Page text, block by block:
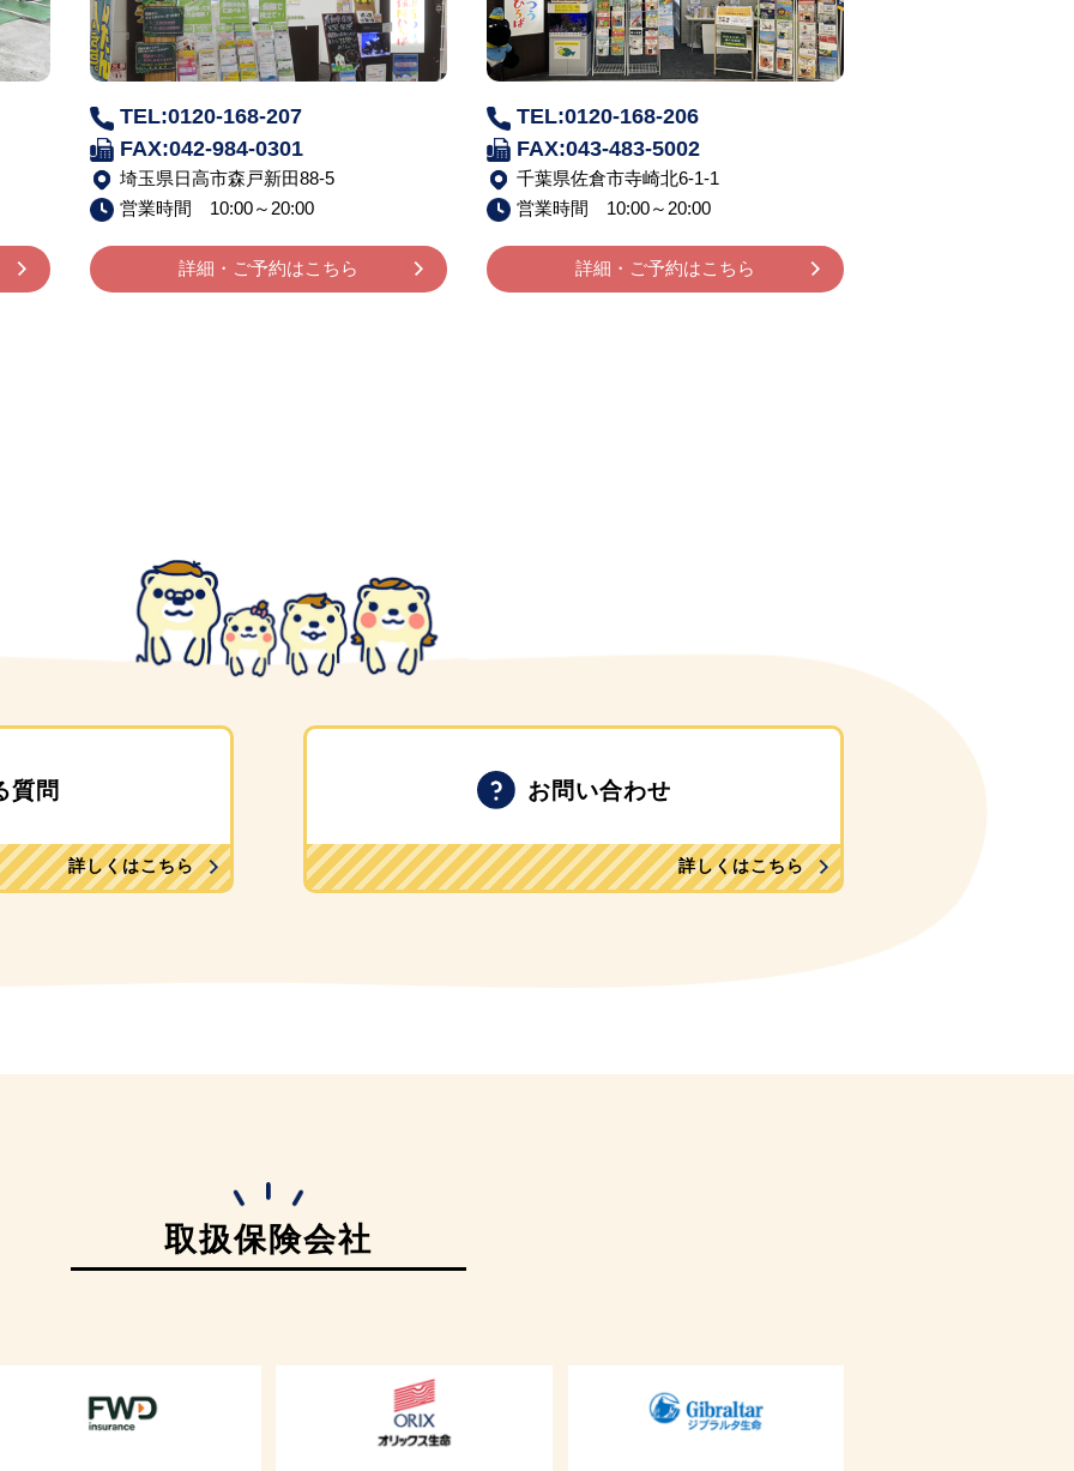
TEL:0120-168-207
FAX:042-984-0301
埼玉県日高市森戸新田88-5
営業時間 10:00～20:00
詳細・ご予約はこちら
TEL:0120-168-206
FAX:043-483-5002
千葉県佐倉市寺崎北6-1-1
営業時間 10:00～20:00
詳細・ご予約はこちら
質問
詳しくはこちら
お問い合わせ
詳しくはこちら
取扱保険会社